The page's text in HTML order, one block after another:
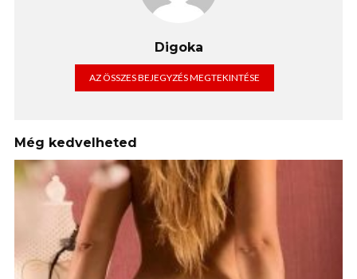
Digoka
AZ ÖSSZES BEJEGYZÉS MEGTEKINTÉSE
Még kedvelheted